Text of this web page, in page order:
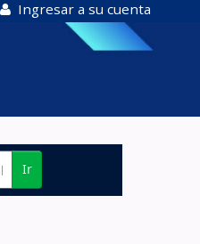
Ingresar a su cuenta
Ir